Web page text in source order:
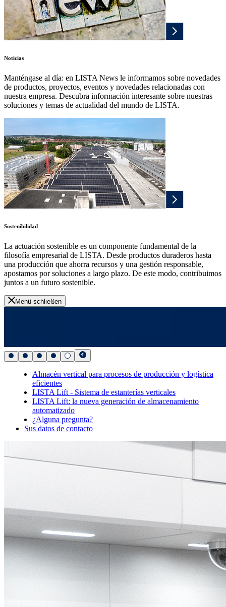
Noticias
Manténgase al día: en LISTA News le informamos sobre novedades
de productos, proyectos, eventos y novedades relacionadas con
nuestra empresa. Descubra información interesante sobre nuestras
soluciones y temas de actualidad del mundo de LISTA.
Sostenibilidad
La actuación sostenible es un componente fundamental de la
filosofía empresarial de LISTA. Desde productos duraderos hasta
una producción que ahorra recursos y una gestión responsable,
apostamos por soluciones a largo plazo. De este modo, contribuimos
juntos a un futuro sostenible.
Menü schließen
Almacén vertical para procesos de producción y logística
eficientes
LISTA Lift - Sistema de estanterías verticales
LISTA Lift: la nueva generación de almacenamiento
automatizado
¿Alguna pregunta?
Sus datos de contacto